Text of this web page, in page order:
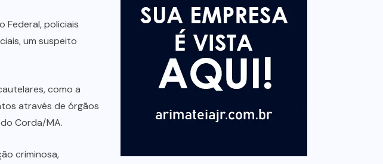
Federal, policiais
um suspeito
como a
através de órgãos
Corda/MA.
criminosa,